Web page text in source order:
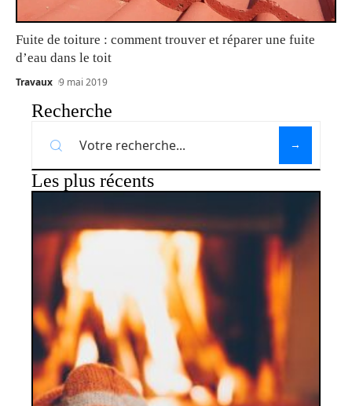
Fuite de toiture : comment trouver et réparer une fuite
d’eau dans le toit
Travaux 9 mai 2019
Recherche
Les plus récents